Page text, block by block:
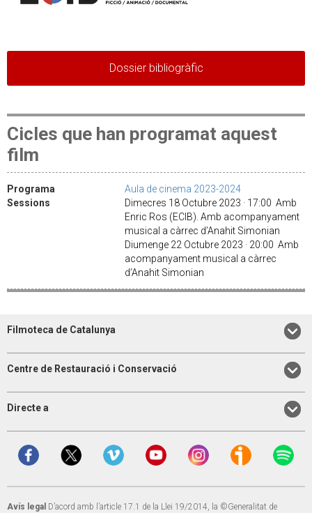
Dossier bibliogràfic
Cicles que han programat aquest
film
Programa
Aula de cinema 2023-2024
Sessions
Dimecres 18 Octubre 2023 · 17:00 Amb
Enric Ros (ECIB). Amb acompanyament
musical a càrrec d’Anahit Simonian
Diumenge 22 Octubre 2023 · 20:00 Amb
acompanyament musical a càrrec
d’Anahit Simonian
Filmoteca de Catalunya
Centre de Restauració i Conservació
Directe a
Avís legal D’acord amb l’article 17.1 de la Llei 19/2014, la ©Generalitat de